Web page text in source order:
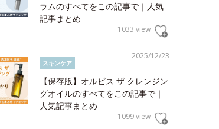
ラムのすべてをこの記事で｜人気
記事まとめ
1033 view
2025/12/23
スキンケア
【保存版】オルビス ザ クレンジン
グオイルのすべてをこの記事で｜
人気記事まとめ
1099 view